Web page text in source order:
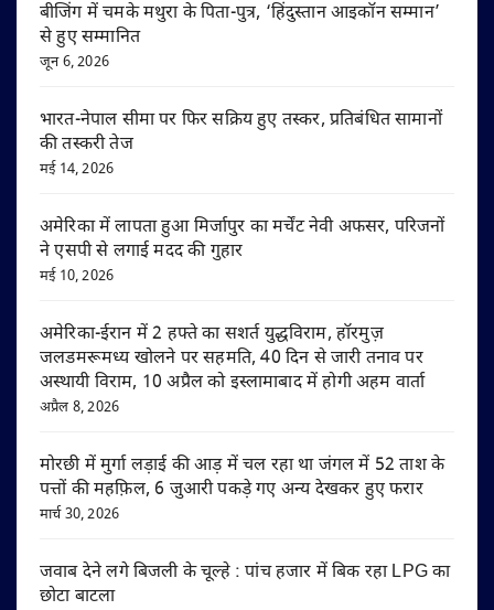
बीजिंग में चमके मथुरा के पिता-पुत्र, ‘हिंदुस्तान आइकॉन सम्मान’
से हुए सम्मानित
जून 6, 2026
भारत-नेपाल सीमा पर फिर सक्रिय हुए तस्कर, प्रतिबंधित सामानों
की तस्करी तेज
मई 14, 2026
अमेरिका में लापता हुआ मिर्जापुर का मर्चेंट नेवी अफसर, परिजनों
ने एसपी से लगाई मदद की गुहार
मई 10, 2026
अमेरिका-ईरान में 2 हफ्ते का सशर्त युद्धविराम, हॉरमुज़
जलडमरूमध्य खोलने पर सहमति, 40 दिन से जारी तनाव पर
अस्थायी विराम, 10 अप्रैल को इस्लामाबाद में होगी अहम वार्ता
अप्रैल 8, 2026
मोरछी में मुर्गा लड़ाई की आड़ में चल रहा था जंगल में 52 ताश के
पत्तों की महफ़िल, 6 जुआरी पकड़े गए अन्य देखकर हुए फरार
मार्च 30, 2026
जवाब देने लगे बिजली के चूल्हे : पांच हजार में बिक रहा LPG का
छोटा बाटला